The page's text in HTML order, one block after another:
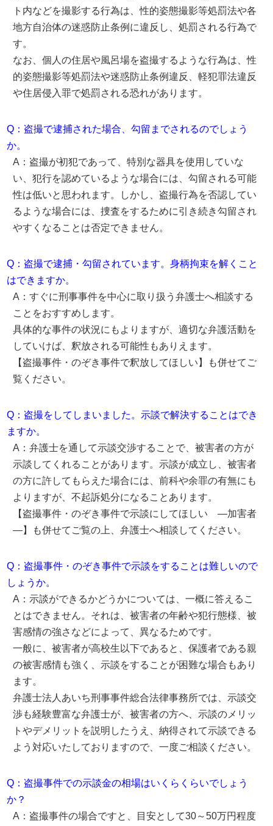
ト内などを撮影する行為は、性的姿態撮影等処罰法や各
地方自治体の迷惑防止条例に違反し、処罰される行為で
す。
なお、個人の住居や風呂場を盗撮するような行為は、性
的姿態撮影等処罰法や迷惑防止条例違反、軽犯罪法違反
や住居侵入罪で処罰される恐れがあります。
Q：盗撮で逮捕された場合、勾留までされるのでしょう
か。
A：盗撮が初犯であって、特別な器具を使用していな
い、犯行を認めているような場合には、勾留される可能
性は低いと思われます。しかし、盗撮行為を否認してい
るような場合には、捜査をするために引き続き勾留され
やすくなることは否定できません。
Q：盗撮で逮捕・勾留されています。身柄拘束を解くこと
はできますか。
A：すぐに刑事事件を中心に取り扱う弁護士へ相談する
ことをおすすめします。
具体的な事件の状況にもよりますが、適切な弁護活動を
していけば、釈放される可能性もありえます。
【盗撮事件・のぞき事件で釈放してほしい】も併せてご
覧ください。
Q：盗撮をしてしまいました。示談で解決することはでき
ますか。
A：弁護士を通して示談交渉することで、被害者の方が
示談してくれることがあります。示談が成立し、被害者
の方に許してもらえた場合には、前科や余罪の有無にも
よりますが、不起訴処分になることあります。
【盗撮事件・のぞき事件で示談にしてほしい ―加害者
―】も併せてご覧の上、弁護士へ相談してください。
Q：盗撮事件・のぞき事件で示談をすることは難しいので
しょうか。
A：示談ができるかどうかについては、一概に答えるこ
とはできません。それは、被害者の年齢や犯行態様、被
害感情の強さなどによって、異なるためです。
一般に、被害者が高校生以下であると、保護者である親
の被害感情も強く、示談をすることが困難な場合もあり
ます。
弁護士法人あいち刑事事件総合法律事務所では、示談交
渉も経験豊富な弁護士が、被害者の方へ、示談のメリッ
トやデメリットを説明したうえ、納得されて示談できる
よう対応いたしておりますので、一度ご相談ください。
Q：盗撮事件での示談金の相場はいくらくらいでしょう
か？
A：盗撮事件の場合ですと、目安として30～50万円程度